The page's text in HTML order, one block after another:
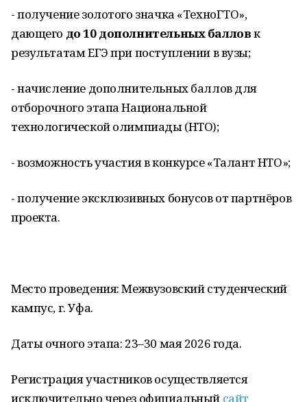
- получение золотого значка «ТехноГТО»,
дающего до 10 дополнительных балловк
результатам ЕГЭ при поступлении в вузы;
- начисление дополнительных баллов для
отборочного этапа Национальной
технологической олимпиады (НТО);
- возможность участия в конкурсе «Талант НТО»;
- получение эксклюзивных бонусов от партнёров
проекта.
Место проведения: Межвузовский студенческий
кампус, г. Уфа.
Даты очного этапа: 23–30 мая 2026 года.
Регистрация участников осуществляется
исключительно через официальный сайт